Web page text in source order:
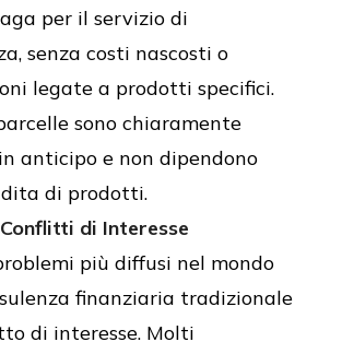
per il servizio di
senza costi nascosti o
legate a prodotti specifici.
sono chiaramente
anticipo e non dipendono
di prodotti.
di Interesse
più diffusi nel mondo
finanziaria tradizionale
di interesse. Molti